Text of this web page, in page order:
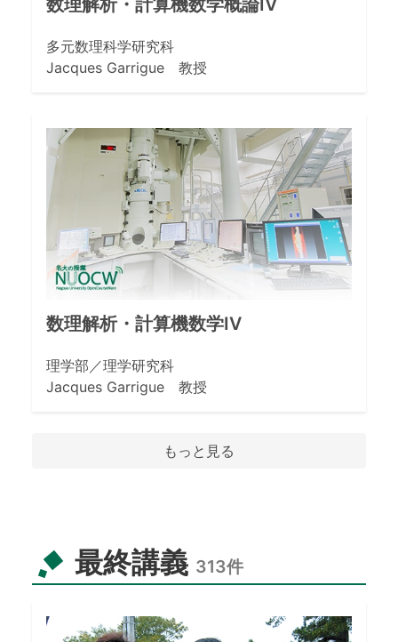
数理解析・計算機数学概論IV
多元数理科学研究科
Jacques Garrigue 教授
数理解析・計算機数学IV
理学部／理学研究科
Jacques Garrigue 教授
もっと見る
最終講義 313件